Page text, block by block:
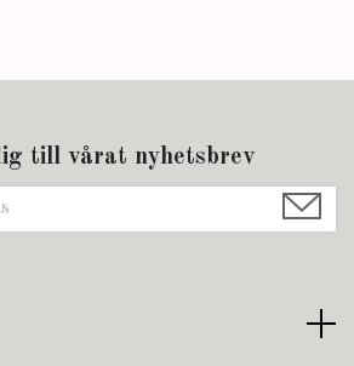
till vårat nyhetsbrev